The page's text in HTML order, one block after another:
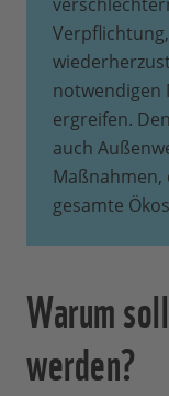
notwendigen
ergreifen.
auch
Maßnahmen,
gesamte
Warum
werden?